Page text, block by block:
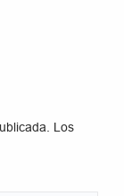
Los